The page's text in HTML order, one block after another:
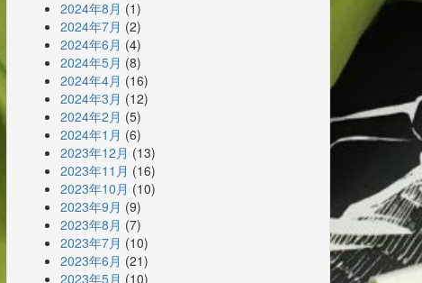
2024年8月 (1)
2024年7月 (2)
2024年6月 (4)
2024年5月 (8)
2024年4月 (16)
2024年3月 (12)
2024年2月 (5)
2024年1月 (6)
2023年12月 (13)
2023年11月 (16)
2023年10月 (10)
2023年9月 (9)
2023年8月 (7)
2023年7月 (10)
2023年6月 (21)
2023年5月 (10)